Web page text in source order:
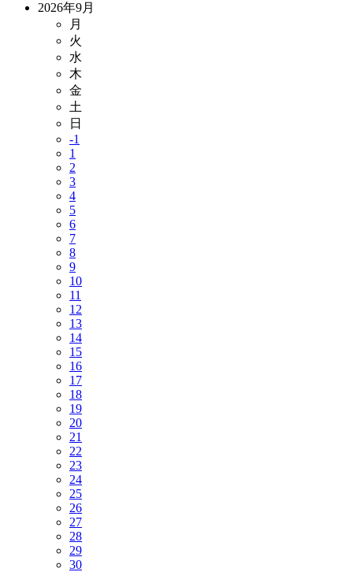
2026年9月
月
火
水
木
金
土
日
-1
1
2
3
4
5
6
7
8
9
10
11
12
13
14
15
16
17
18
19
20
21
22
23
24
25
26
27
28
29
30